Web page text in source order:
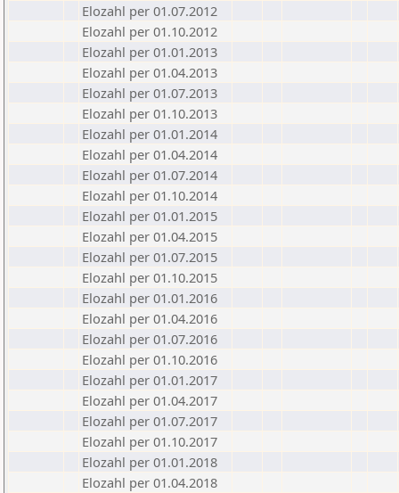
Elozahl per 01.07.2012
Elozahl per 01.10.2012
Elozahl per 01.01.2013
Elozahl per 01.04.2013
Elozahl per 01.07.2013
Elozahl per 01.10.2013
Elozahl per 01.01.2014
Elozahl per 01.04.2014
Elozahl per 01.07.2014
Elozahl per 01.10.2014
Elozahl per 01.01.2015
Elozahl per 01.04.2015
Elozahl per 01.07.2015
Elozahl per 01.10.2015
Elozahl per 01.01.2016
Elozahl per 01.04.2016
Elozahl per 01.07.2016
Elozahl per 01.10.2016
Elozahl per 01.01.2017
Elozahl per 01.04.2017
Elozahl per 01.07.2017
Elozahl per 01.10.2017
Elozahl per 01.01.2018
Elozahl per 01.04.2018